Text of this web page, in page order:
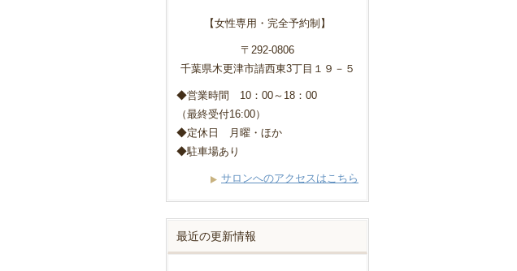
【女性専用・完全予約制】
〒292-0806
千葉県木更津市請西東3丁目１９－５
◆営業時間 10：00～18：00
（最終受付16:00）
◆定休日 月曜・ほか
◆駐車場あり
サロンへのアクセスはこちら
最近の更新情報